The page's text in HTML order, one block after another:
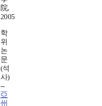
院,
2005
학
위
논
문
(석
사)
--
亞
州